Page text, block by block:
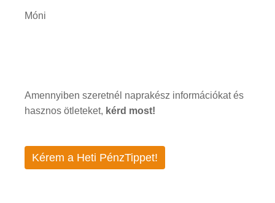
Móni
Amennyiben szeretnél naprakész információkat és
hasznos ötleteket, kérd most!
Kérem a Heti PénzTippet!